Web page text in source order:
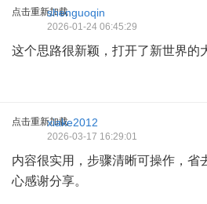
点击重新加载shenguoqin
2026-01-24 06:45:29
这个思路很新颖，打开了新世界的
点击重新加载xiake2012
2026-03-17 16:29:01
内容很实用，步骤清晰可操作，省
心感谢分享。